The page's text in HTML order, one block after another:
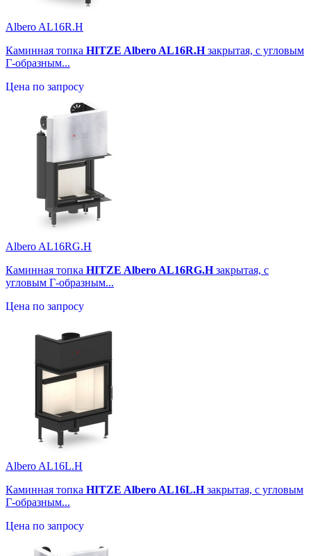
Albero AL16R.H
Каминная топка HITZE Albero AL16R.Hзакрытая, с угловым
Г-образным...
Цена по запросу
Albero AL16RG.H
Каминная топка HITZE Albero AL16RG.Hзакрытая, с
угловым Г-образным...
Цена по запросу
Albero AL16L.H
Каминная топка HITZE Albero AL16L.Hзакрытая, с угловым
Г-образным...
Цена по запросу